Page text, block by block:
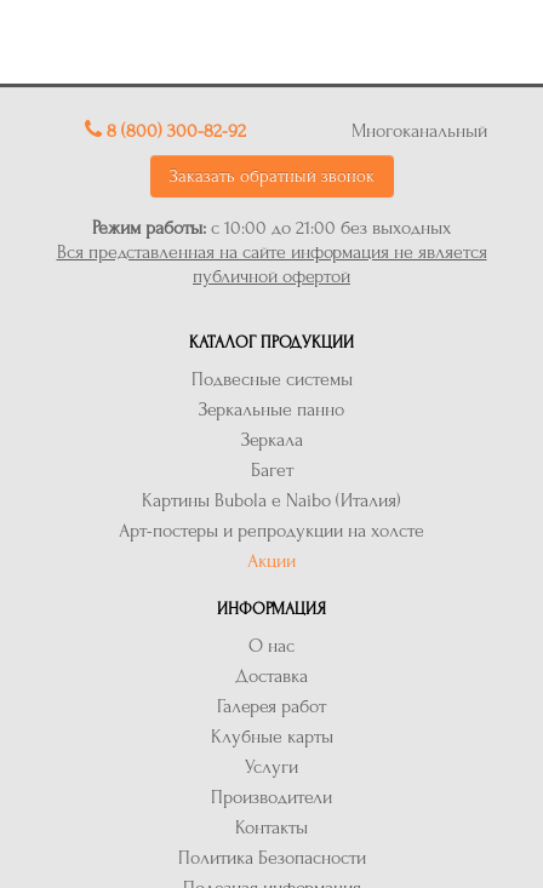
8 (800) 300-82-92 Многоканальный
Заказать обратный звонок
Режим работы: с 10:00 до 21:00 без выходных
Вся представленная на сайте информация не является
публичной офертой
КАТАЛОГ ПРОДУКЦИИ
Подвесные системы
Зеркальные панно
Зеркала
Багет
Картины Bubola e Naibo (Италия)
Арт-постеры и репродукции на холсте
Акции
ИНФОРМАЦИЯ
О нас
Доставка
Галерея работ
Клубные карты
Услуги
Производители
Контакты
Политика Безопасности